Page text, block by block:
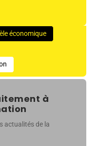
économique
à
actualités de la